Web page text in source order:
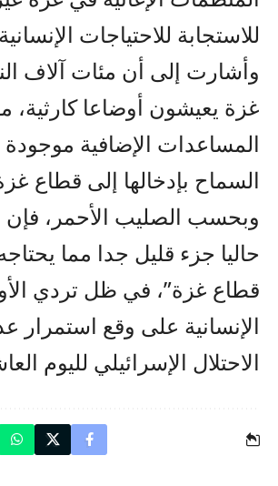
للاستجابة للاحتياجات
وأشارت إلى أن مئات آلاف
غزة يعيشون أوضاعا كارثية،
المساعدات الإضافية موجودة
السماح بإدخالها إلى قطاع
وبحسب الصليب الأحمر، فإن
حاليا جزء قليل جدا مما
قطاع غزة”، في ظل تردي
الإنسانية على وقع استمرار
الاحتلال الإسرائيلي لليوم